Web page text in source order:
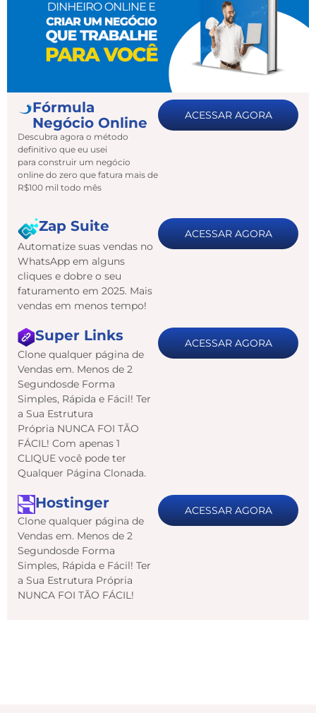
Fórmula
Negócio Online
Descubra agora o método
definitivo que eu usei
para construir um negócio
online do zero que fatura mais de
R$100 mil todo mês
ACESSAR AGORA
Zap Suite
Automatize suas vendas no
WhatsApp em alguns
cliques e dobre o seu
faturamento em 2025. Mais
vendas em menos tempo!
ACESSAR AGORA
Super Links
Clone qualquer página de
Vendas em. Menos de 2
Segundosde Forma
Simples, Rápida e Fácil! Ter
a Sua Estrutura
Própria NUNCA FOI TÃO
FÁCIL! Com apenas 1
CLIQUE você pode ter
Qualquer Página Clonada.
ACESSAR AGORA
Hostinger
Clone qualquer página de
Vendas em. Menos de 2
Segundosde Forma
Simples, Rápida e Fácil! Ter
a Sua Estrutura Própria
NUNCA FOI TÃO FÁCIL!
ACESSAR AGORA